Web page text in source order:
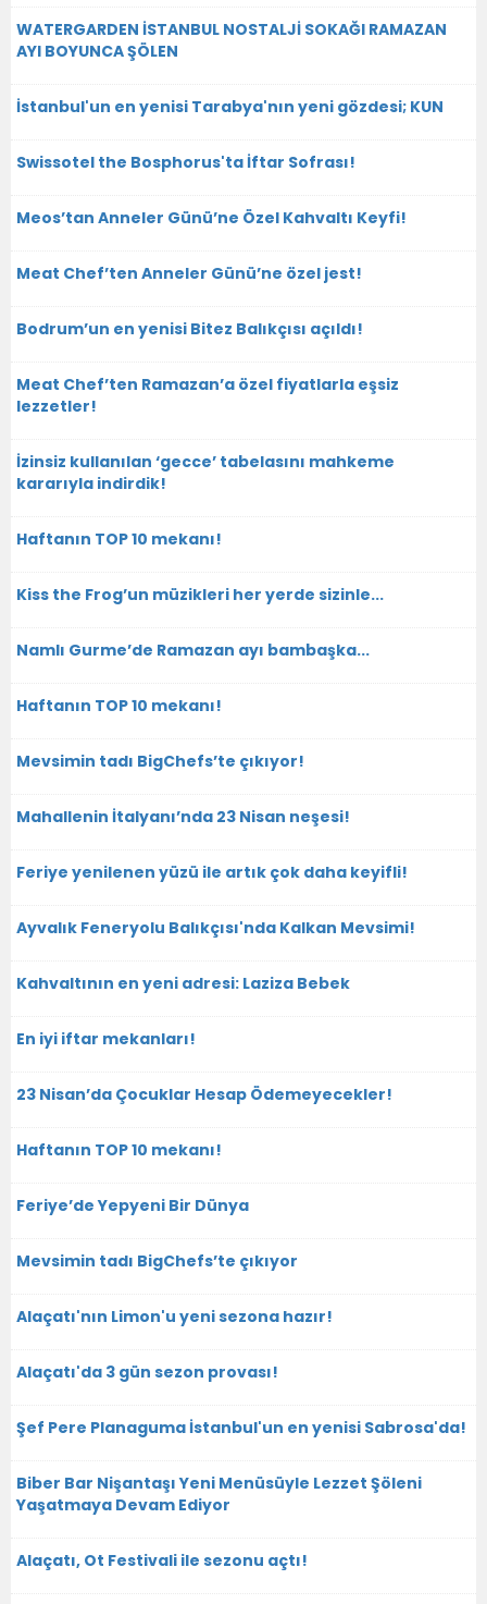
WATERGARDEN İSTANBUL NOSTALJİ SOKAĞI RAMAZAN
AYI BOYUNCA ŞÖLEN
İstanbul'un en yenisi Tarabya'nın yeni gözdesi; KUN
Swissotel the Bosphorus'ta İftar Sofrası!
Meos’tan Anneler Günü’ne Özel Kahvaltı Keyfi!
Meat Chef’ten Anneler Günü’ne özel jest!
Bodrum’un en yenisi Bitez Balıkçısı açıldı!
Meat Chef’ten Ramazan’a özel fiyatlarla eşsiz
lezzetler!
İzinsiz kullanılan ‘gecce’ tabelasını mahkeme
kararıyla indirdik!
Haftanın TOP 10 mekanı!
Kiss the Frog’un müzikleri her yerde sizinle...
Namlı Gurme’de Ramazan ayı bambaşka...
Haftanın TOP 10 mekanı!
Mevsimin tadı BigChefs’te çıkıyor!
Mahallenin İtalyanı’nda 23 Nisan neşesi!
Feriye yenilenen yüzü ile artık çok daha keyifli!
Ayvalık Feneryolu Balıkçısı'nda Kalkan Mevsimi!
Kahvaltının en yeni adresi: Laziza Bebek
En iyi iftar mekanları!
23 Nisan’da Çocuklar Hesap Ödemeyecekler!
Haftanın TOP 10 mekanı!
Feriye’de Yepyeni Bir Dünya
Mevsimin tadı BigChefs’te çıkıyor
Alaçatı'nın Limon'u yeni sezona hazır!
Alaçatı'da 3 gün sezon provası!
Şef Pere Planaguma İstanbul'un en yenisi Sabrosa'da!
Biber Bar Nişantaşı Yeni Menüsüyle Lezzet Şöleni
Yaşatmaya Devam Ediyor
Alaçatı, Ot Festivali ile sezonu açtı!